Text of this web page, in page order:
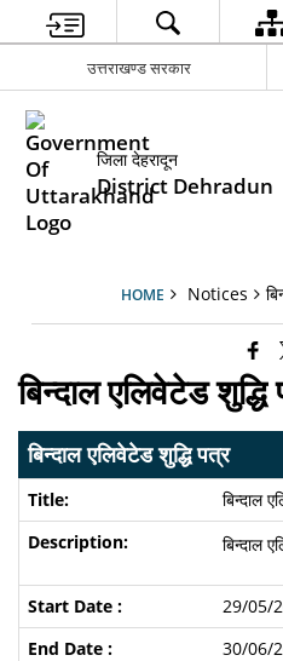
उत्तराखण्ड सरकार
जिला देहरादून
District Dehradun
HOME Notices
बिन्दाल एलिवेटेड शुद्धि
बिन्दाल एलिवेटेड शुद्धि पत्र
बिन्दाल
बिन्दाल
29/05/
30/06/